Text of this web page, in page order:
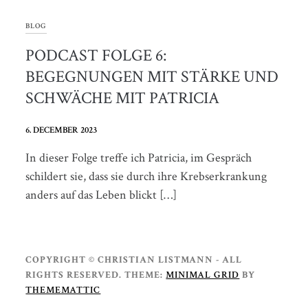
BLOG
PODCAST FOLGE 6:
BEGEGNUNGEN MIT STÄRKE UND
SCHWÄCHE MIT PATRICIA
6. DECEMBER 2023
In dieser Folge treffe ich Patricia, im Gespräch
schildert sie, dass sie durch ihre Krebserkrankung
anders auf das Leben blickt […]
COPYRIGHT © CHRISTIAN LISTMANN - ALL
RIGHTS RESERVED. THEME:MINIMAL GRID BY
THEMEMATTIC